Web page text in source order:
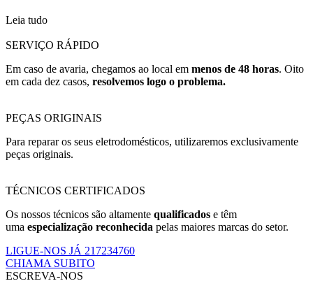
Leia tudo
SERVIÇO RÁPIDO
Em caso de avaria, chegamos ao local em menos de 48 horas. Oito
em cada dez casos, resolvemos logo o problema.
PEÇAS ORIGINAIS
Para reparar os seus eletrodomésticos, utilizaremos exclusivamente
peças originais.
TÉCNICOS CERTIFICADOS
Os nossos técnicos são altamente qualificados e têm
uma especialização reconhecida pelas maiores marcas do setor.
LIGUE-NOS JÁ 217234760
CHIAMA SUBITO
ESCREVA-NOS